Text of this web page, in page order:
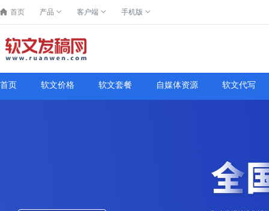
首页 产品 客户端 手机版
首页 软文价格 软文套餐 自媒体资源 软文代写